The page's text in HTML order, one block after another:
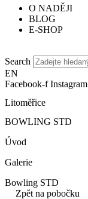
O NADĚJI
BLOG
E-SHOP
Search
EN
Facebook-f Instagram
Litoměřice
BOWLING STD
Úvod
Galerie
Bowling STD
Zpět na pobočku